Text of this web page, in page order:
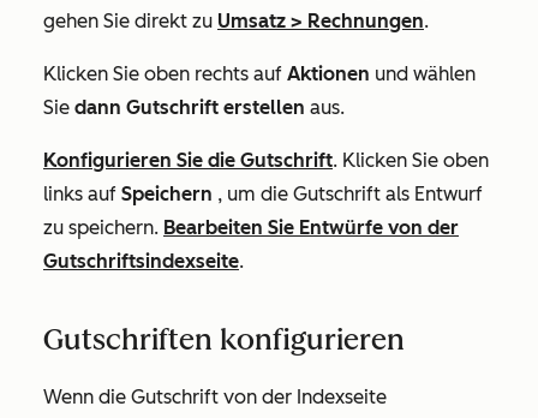
gehen Sie direkt zu Umsatz > Rechnungen.
Klicken Sie oben rechts auf Aktionen und wählen
Sie dann Gutschrift erstellen aus.
Konfigurieren Sie die Gutschrift. Klicken Sie oben
links auf Speichern , um die Gutschrift als Entwurf
zu speichern. Bearbeiten Sie Entwürfe von der
Gutschriftsindexseite.
Gutschriften konfigurieren
Wenn die Gutschrift von der Indexseite